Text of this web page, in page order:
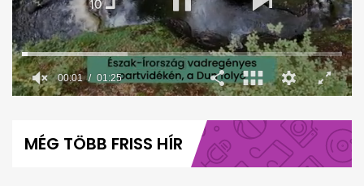
minute,
00:02 01:25
MÉG TÖBB FRISS HÍR